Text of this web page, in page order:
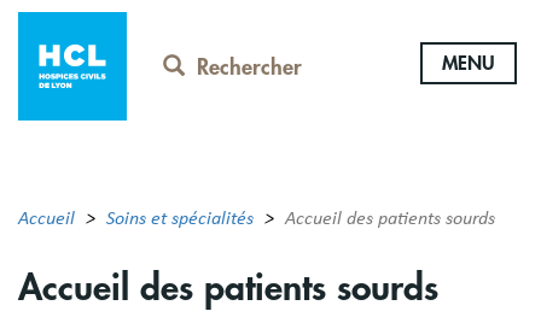
Aller
contenu
principal
Rechercher MENU
Accueil Soins et spécialités Accueil des patients sourds
Accueil des patients sourds